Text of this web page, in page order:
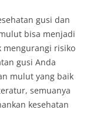
gusi dan
bisa menjadi
mengurangi risiko
gusi Anda
mulut yang baik
semuanya
kesehatan